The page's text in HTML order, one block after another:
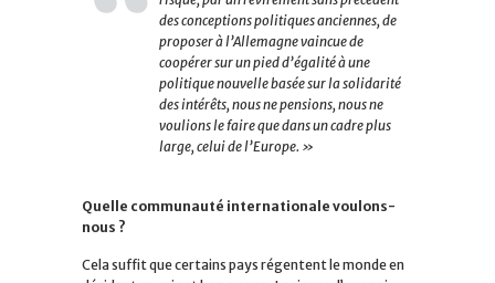
des conceptions politiques anciennes, de
proposer à l’Allemagne vaincue de
coopérer sur un pied d’égalité à une
politique nouvelle basée sur la solidarité
des intérêts, nous ne pensions, nous ne
voulions le faire que dans un cadre plus
large, celui de l’Europe. »
Quelle communauté internationale voulons-
nous ?
Cela suffit que certains pays régentent le monde en